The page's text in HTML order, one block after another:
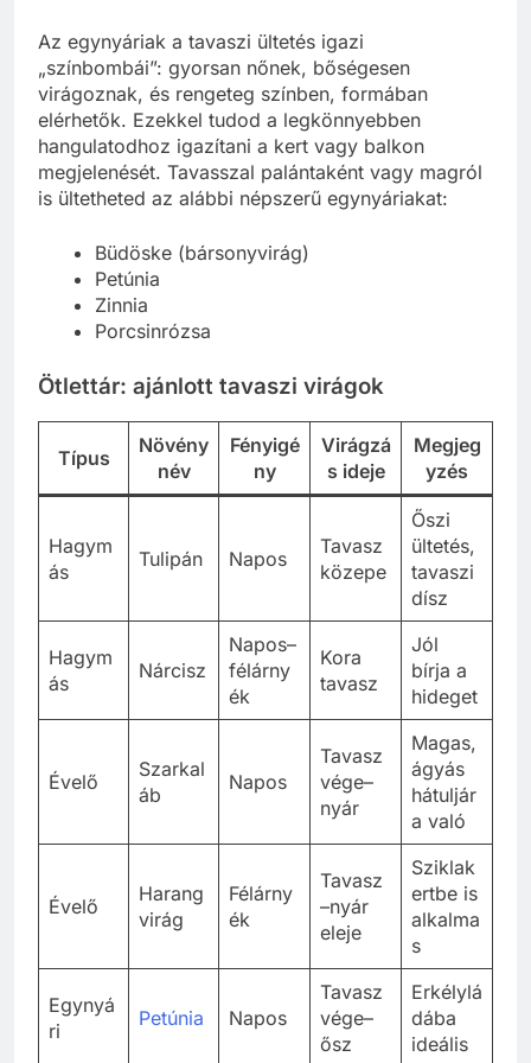
Az egynyáriak a tavaszi ültetés igazi
„színbombái”: gyorsan nőnek, bőségesen
virágoznak, és rengeteg színben, formában
elérhetők. Ezekkel tudod a legkönnyebben
hangulatodhoz igazítani a kert vagy balkon
megjelenését. Tavasszal palántaként vagy magról
is ültetheted az alábbi népszerű egynyáriakat:
Büdöske (bársonyvirág)
Petúnia
Zinnia
Porcsinrózsa
Ötlettár: ajánlott tavaszi virágok
Típus
Növény
név
Fényigé
ny
Virágzá
s ideje
Megjeg
yzés
Hagym
ás
Tulipán Napos
Tavasz
közepe
Őszi
ültetés,
tavaszi
dísz
Hagym
ás
Nárcisz
Napos–
félárny
ék
Kora
tavasz
Jól
bírja a
hideget
Évelő
Szarkal
áb
Napos
Tavasz
vége–
nyár
Magas,
ágyás
hátuljár
a való
Évelő
Harang
virág
Félárny
ék
Tavasz
–nyár
eleje
Sziklak
ertbe is
alkalma
s
Egynyá
ri
Petúnia Napos
Tavasz
vége–
ősz
Erkélylá
dába
ideális